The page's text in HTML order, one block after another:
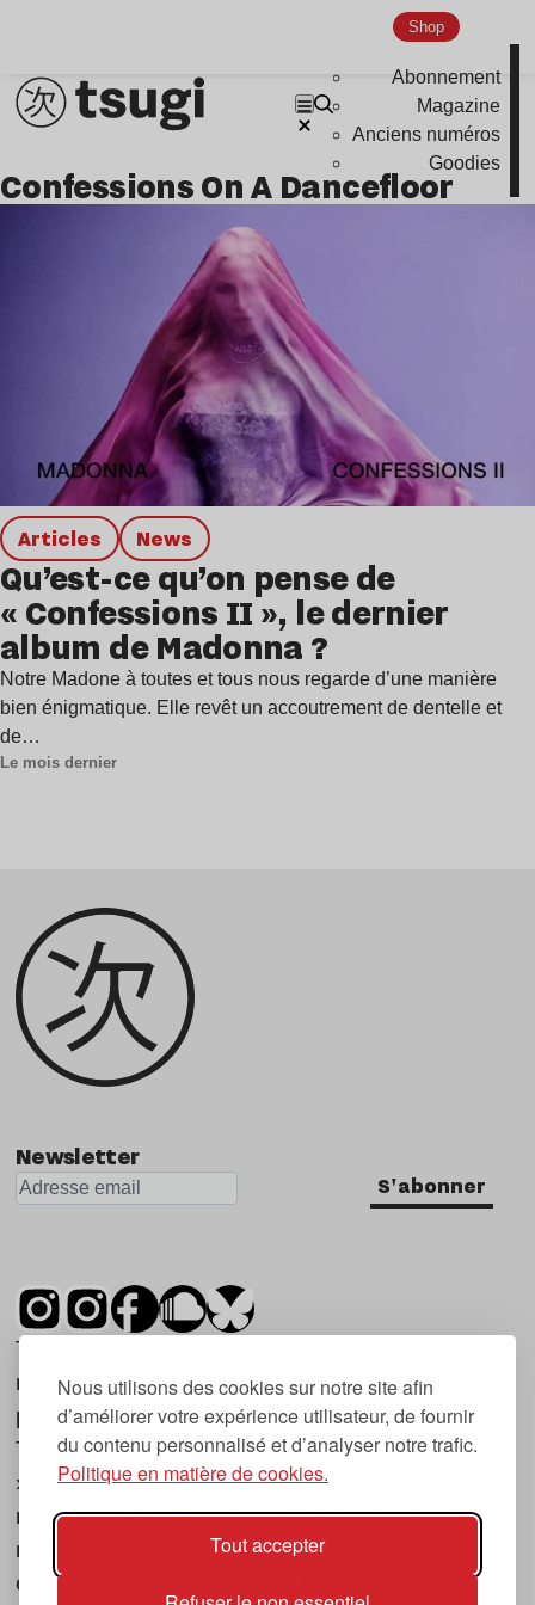
Nous utilisons des cookies sur notre site afin
d’améliorer votre expérience utilisateur, de fournir
du contenu personnalisé et d’analyser notre trafic.
Politique en matière de cookies.
Tout accepter
Shop
Abonnement
Magazine
Anciens numéros
Goodies
Confessions On A Dancefloor
Articles news
Qu’est-ce qu’on pense de
« Confessions II », le dernier
album de Madonna ?
Notre Madone à toutes et tous nous regarde d’une manière
bien énigmatique. Elle revêt un accoutrement de dentelle et
de…
Le mois dernier
Newsletter
S'abonner
Tsugi est un mensuel indépendant sur la
musique et les nouvelles tendances, dont la
première parution date de 2007.
Tsugi en japonais signifie « prochain », « suivant
», ce qui correspond à la thématique du
magazine, à l’affût des nouvelles tendances
musicales, qu’elles viennent de la musique
électronique, du rock ou du hip hop, et des